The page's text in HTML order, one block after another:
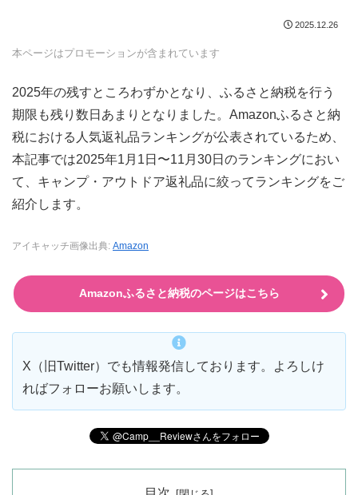
2025.12.26
本ページはプロモーションが含まれています
2025年の残すところわずかとなり、ふるさと納税を行う
期限も残り数日あまりとなりました。Amazonふるさと納
税における人気返礼品ランキングが公表されているため、
本記事では2025年1月1日〜11月30日のランキングにおい
て、キャンプ・アウトドア返礼品に絞ってランキングをご
紹介します。
アイキャッチ画像出典: Amazon
Amazonふるさと納税のページはこちら
X（旧Twitter）でも情報発信しております。よろしけ
ればフォローお願いします。